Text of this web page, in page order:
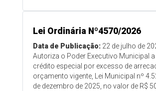
Lei Ordinária Nº4570/2026
Data de Publicação: 22 de julho de
Autoriza o Poder Executivo Municipal
crédito especial por excesso de
orçamento vigente, Lei Municipal nº
de dezembro de 2025, no valor de R$